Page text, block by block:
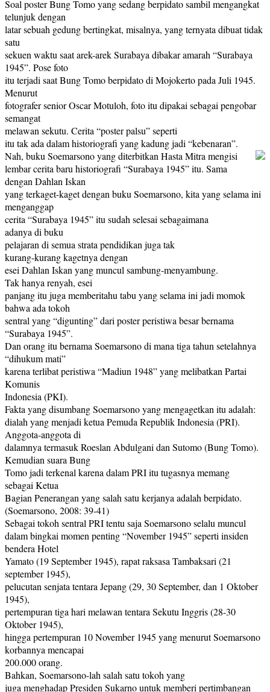
Soal poster Bung Tomo yang sedang berpidato sambil mengangkat
telunjuk dengan
latar sebuah gedung bertingkat, misalnya, yang ternyata dibuat tidak
satu
sekuen waktu saat arek-arek Surabaya dibakar amarah “Surabaya
1945”. Pose foto
itu terjadi saat Bung Tomo berpidato di Mojokerto pada Juli 1945.
Menurut
fotografer senior Oscar Motuloh, foto itu dipakai sebagai pengobar
semangat
melawan sekutu. Cerita “poster palsu” seperti
itu tak ada dalam historiografi yang kadung jadi “kebenaran”.
Nah, buku Soemarsono yang diterbitkan Hasta Mitra mengisi
lembar cerita baru historiografi “Surabaya 1945” itu. Sama
dengan Dahlan Iskan
yang terkaget-kaget dengan buku Soemarsono, kita yang selama ini
menganggap
cerita “Surabaya 1945” itu sudah selesai sebagaimana
adanya di buku
pelajaran di semua strata pendidikan juga tak
kurang-kurang kagetnya dengan
esei Dahlan Iskan yang muncul sambung-menyambung.
Tak hanya renyah, esei
panjang itu juga memberitahu tabu yang selama ini jadi momok
bahwa ada tokoh
sentral yang “digunting” dari poster peristiwa besar bernama
“Surabaya 1945”.
Dan orang itu bernama Soemarsono di mana tiga tahun setelahnya
“dihukum mati”
karena terlibat peristiwa “Madiun 1948” yang melibatkan Partai
Komunis
Indonesia (PKI).
Fakta yang disumbang Soemarsono yang mengagetkan itu adalah:
dialah yang menjadi ketua Pemuda Republik Indonesia (PRI).
Anggota-anggota di
dalamnya termasuk Roeslan Abdulgani dan Sutomo (Bung Tomo).
Kemudian suara Bung
Tomo jadi terkenal karena dalam PRI itu tugasnya memang
sebagai Ketua
Bagian Penerangan yang salah satu kerjanya adalah berpidato.
(Soemarsono, 2008: 39-41)
Sebagai tokoh sentral PRI tentu saja Soemarsono selalu muncul
dalam bingkai momen penting “November 1945” seperti insiden
bendera Hotel
Yamato (19 September 1945), rapat raksasa Tambaksari (21
september 1945),
pelucutan senjata tentara Jepang (29, 30 September, dan 1 Oktober
1945),
pertempuran tiga hari melawan tentara Sekutu Inggris (28-30
Oktober 1945),
hingga pertempuran 10 November 1945 yang menurut Soemarsono
korbannya mencapai
200.000 orang.
Bahkan, Soemarsono-lah salah satu tokoh yang
juga menghadap Presiden Sukarno untuk memberi pertimbangan